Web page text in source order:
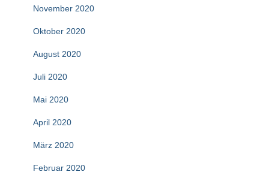
November 2020
Oktober 2020
August 2020
Juli 2020
Mai 2020
April 2020
März 2020
Februar 2020